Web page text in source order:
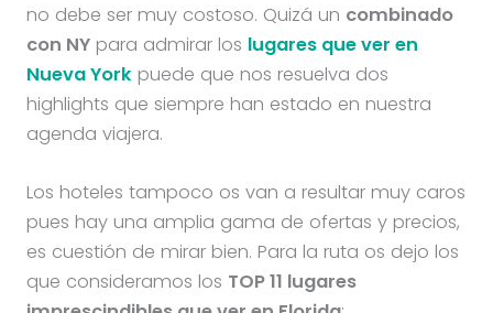
no debe ser muy costoso. Quizá un combinado
con NYpara admirar los lugares que ver en
Nueva Yorkpuede que nos resuelva dos
highlights que siempre han estado en nuestra
agenda viajera.
Los hoteles tampoco os van a resultar muy caros
pues hay una amplia gama de ofertas y precios,
es cuestión de mirar bien. Para la ruta os dejo los
que consideramos los TOP 11 lugares